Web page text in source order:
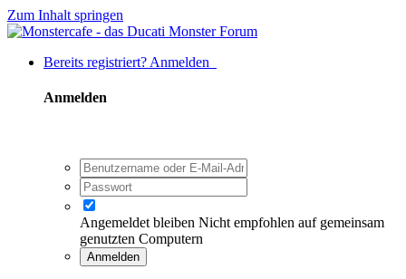
Zum Inhalt springen
Bereits registriert? Anmelden
Anmelden
Angemeldet bleiben Nicht empfohlen auf gemeinsam
genutzten Computern
Anmelden